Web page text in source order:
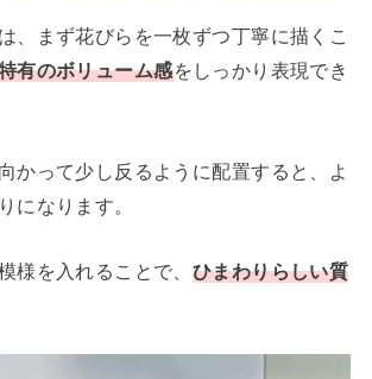
、まず花びらを一枚ずつ丁寧に描くこ
有のボリューム感をしっかり表現でき
かって少し反るように配置すると、よ
になります。
様を入れることで、 ひまわりらしい質